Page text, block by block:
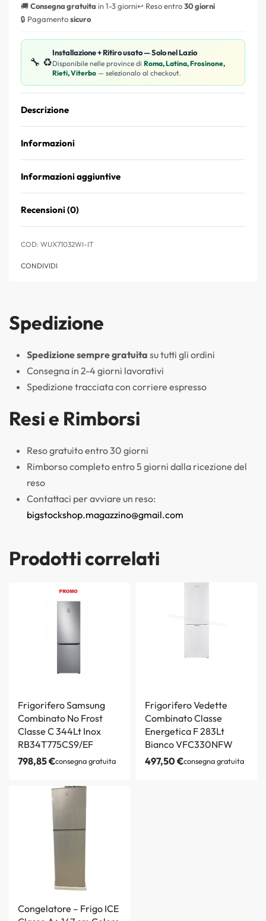
🚚Consegna gratuita in 1-3 giorni↩️ Reso entro30 giorni
🔒 Pagamentosicuro
🔧 ♻️
Installazione + Ritiro usato — Solo nel Lazio
Disponibile nelle province di Roma, Latina, Frosinone,
Rieti, Viterbo — selezionalo al checkout.
Descrizione
Informazioni
Informazioni aggiuntive
Recensioni (0)
WUX71032WI-IT
CONDIVIDI
Spedizione
Spedizione sempre gratuita su tutti gli ordini
Consegna in 2-4 giorni lavorativi
Spedizione tracciata con corriere espresso
Resi e Rimborsi
Reso gratuito entro 30 giorni
Rimborso completo entro 5 giorni dalla ricezione del
reso
Contattaci per avviare un reso:
bigstockshop.magazzino@gmail.com
Prodotti correlati
Frigorifero Samsung
Combinato No Frost
Classe C 344Lt Inox
RB34T775CS9/EF
798,85€consegna gratuita
Frigorifero Vedette
Combinato Classe
Energetica F 283Lt
Bianco VFC330NFW
497,50€consegna gratuita
Congelatore – Frigo ICE